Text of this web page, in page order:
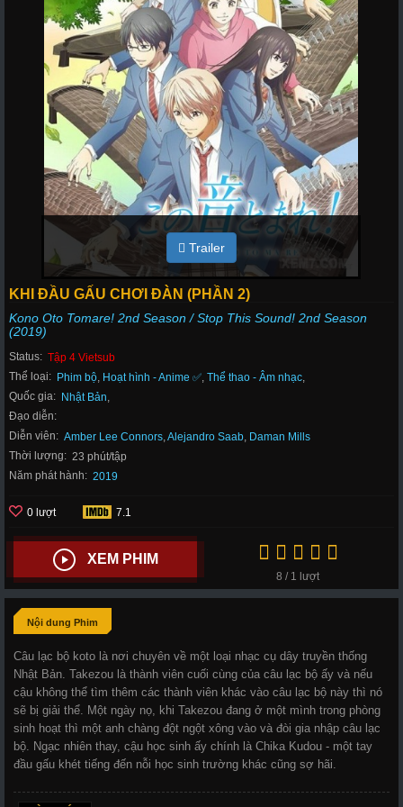
Trailer
KHI ĐẦU GẤU CHƠI ĐÀN (PHẦN 2)
Kono Oto Tomare! 2nd Season / Stop This Sound! 2nd Season
(2019)
Status: Tập 4 Vietsub
Thể loại: Phim bộ, Hoạt hình - Anime ✅, Thể thao - Âm nhạc,
Quốc gia: Nhật Bản,
Đạo diễn:
Diễn viên: Amber Lee Connors,Alejandro Saab, Daman Mills
Thời lượng: 23 phút/tập
Năm phát hành: 2019
0 lượt 7.1
XEM PHIM
8 / 1 lượt
Nội dung Phim
Câu lạc bộ koto là nơi chuyên về một loại nhạc cụ dây truyền thống
Nhật Bản. Takezou là thành viên cuối cùng của câu lạc bộ ấy và nếu
cậu không thể tìm thêm các thành viên khác vào câu lạc bộ này thì nó
sẽ bị giải thể. Một ngày nọ, khi Takezou đang ở một mình trong phòng
sinh hoạt thì một anh chàng đột ngột xông vào và đòi gia nhập câu lạc
bộ. Ngạc nhiên thay, cậu học sinh ấy chính là Chika Kudou - một tay
đầu gấu khét tiếng đến nỗi học sinh trường khác cũng sợ hãi.